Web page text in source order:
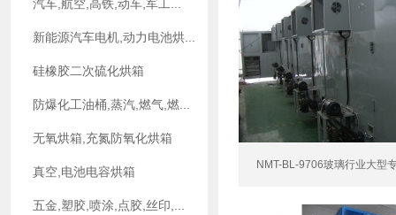
汽车,航空,高铁,动车,军工...
新能源汽车电机,动力电池烘...
硅橡胶二次硫化烘箱
防爆化工油桶,蒸汽,燃气,燃...
无氧烘箱,充氮防氧化烘箱
真空,电池电容烘箱
五金,塑胶,喷涂,点胶,丝印,...
NMT-BL-9706玻璃行业大型